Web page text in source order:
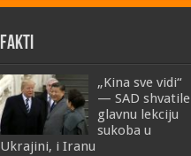
FAKTI
„Kina sve vidi“
— SAD shvatile
glavnu lekciju
sukoba u
Ukrajini, i Iranu